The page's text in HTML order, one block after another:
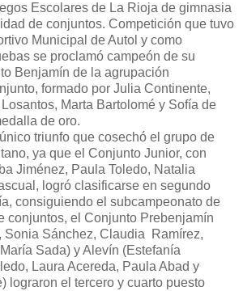
Escolares de La Rioja de gimnasia
de conjuntos. Competición que tuvo
Municipal de Autol y como
se proclamó campeón de su
Benjamín de la agrupación
formado por Julia Continente,
Marta Bartolomé y Sofía de
de oro.
triunfo que cosechó el grupo de
ya que el Conjunto Junior, con
Jiménez, Paula Toledo, Natalia
logró clasificarse en segundo
consiguiendo el subcampeonato de
conjuntos, el Conjunto Prebenjamín
Sonia Sánchez, Claudia Ramírez,
Sada) y Alevín (Estefanía
Laura Acereda, Paula Abad y
lograron el tercero y cuarto puesto